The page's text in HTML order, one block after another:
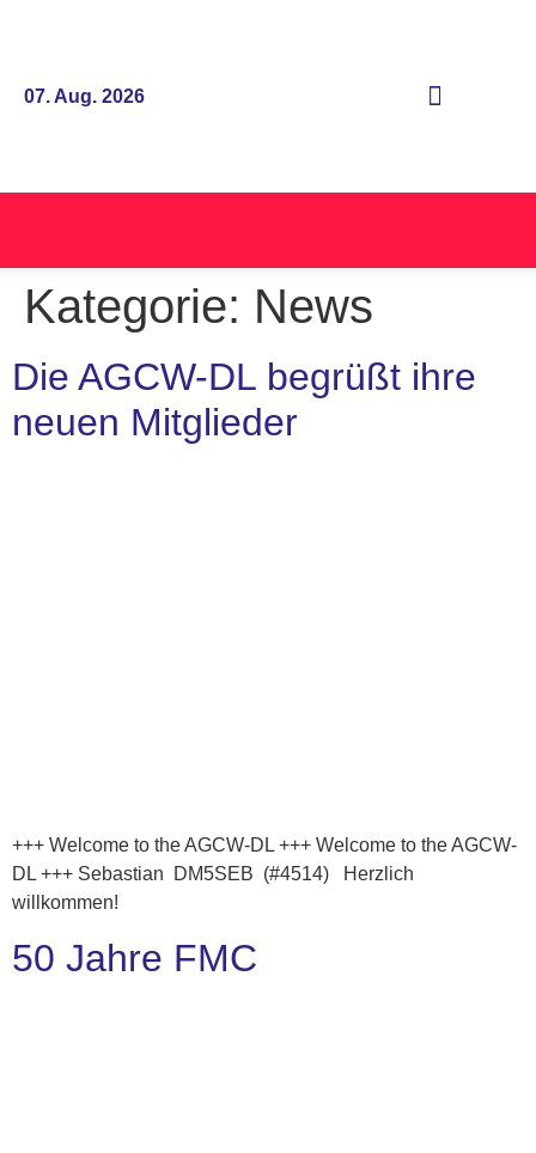
07. Aug. 2026
Kategorie: News
Die AGCW-DL begrüßt ihre
neuen Mitglieder
+++ Welcome to the AGCW-DL +++ Welcome to the AGCW-
DL +++ Sebastian DM5SEB (#4514) Herzlich
willkommen!
50 Jahre FMC